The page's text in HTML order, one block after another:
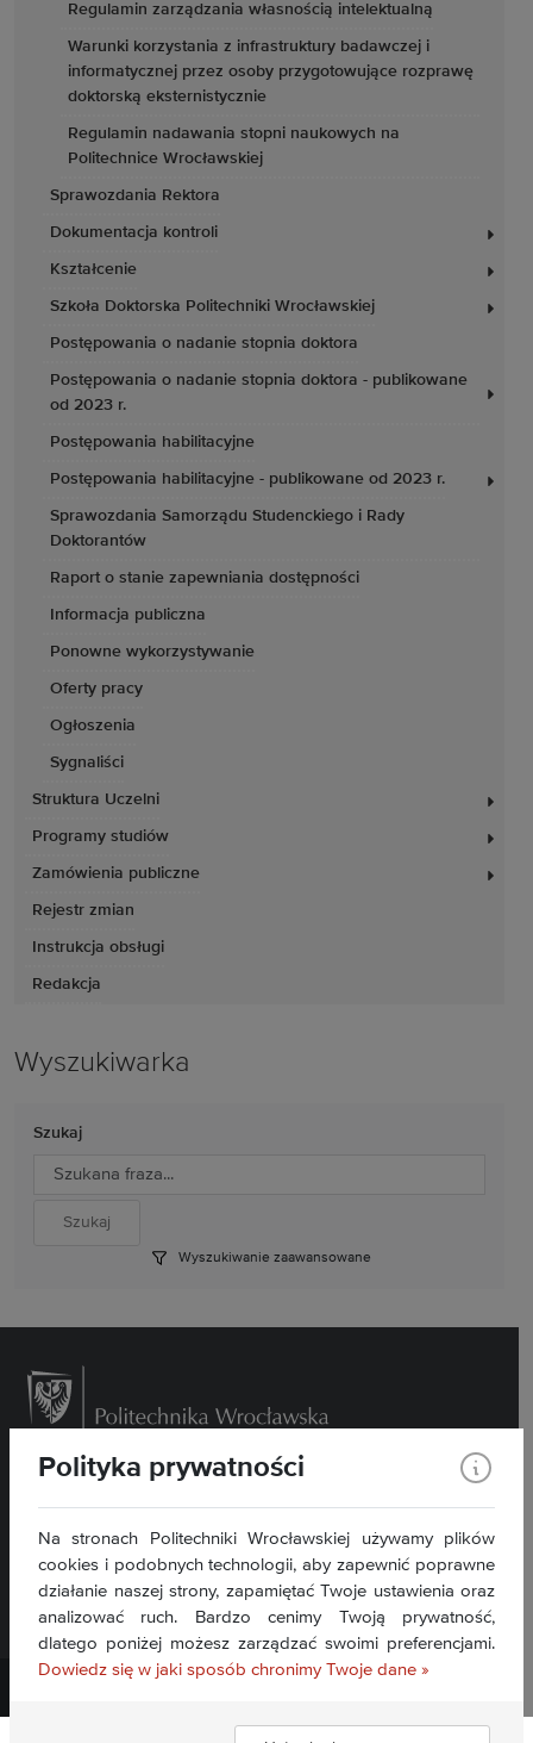
Regulamin zarządzania własnością intelektualną
Warunki korzystania z infrastruktury badawczej i
informatycznej przez osoby przygotowujące rozprawę
doktorską eksternistycznie
Regulamin nadawania stopni naukowych na
Politechnice Wrocławskiej
Sprawozdania Rektora
Dokumentacja kontroli
Kształcenie
Szkoła Doktorska Politechniki Wrocławskiej
Postępowania o nadanie stopnia doktora
Postępowania o nadanie stopnia doktora - publikowane
od 2023 r.
Postępowania habilitacyjne
Postępowania habilitacyjne - publikowane od 2023 r.
Sprawozdania Samorządu Studenckiego i Rady
Doktorantów
Raport o stanie zapewniania dostępności
Informacja publiczna
Ponowne wykorzystywanie
Oferty pracy
Ogłoszenia
Sygnaliści
Struktura Uczelni
Programy studiów
Zamówienia publiczne
Rejestr zmian
Instrukcja obsługi
Redakcja
Wyszukiwarka
Szukaj
Wyszukiwanie zaawansowane
Deklaracja dostępności BIP »
Polityka prywatności
Na stronach Politechniki Wrocławskiej używamy plików
cookies i podobnych technologii, aby zapewnić poprawne
działanie naszej strony, zapamiętać Twoje ustawienia oraz
analizować ruch. Bardzo cenimy Twoją prywatność,
dlatego poniżej możesz zarządzać swoimi preferencjami.
Dowiedz się w jaki sposób chronimy Twoje dane »